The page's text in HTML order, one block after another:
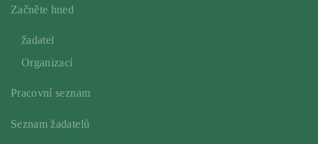
Začněte hned
žadatel
Organizací
Pracovní seznam
Seznam žadatelů